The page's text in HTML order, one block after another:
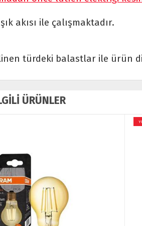
akısı ile çalışmaktadır.
türdeki balastlar ile ürün
ÜRÜNLER